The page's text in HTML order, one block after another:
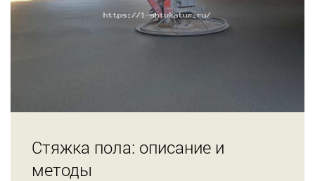
Стяжка пола: описание и
методы